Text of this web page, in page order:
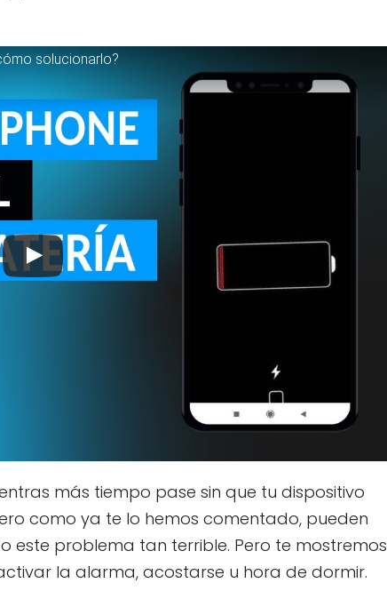
solucionarlo?
más tiempo pase sin que tu dispositivo
como ya te lo hemos comentado, pueden
este problema tan terrible. Pero te mostremos
la alarma, acostarse u hora de dormir.